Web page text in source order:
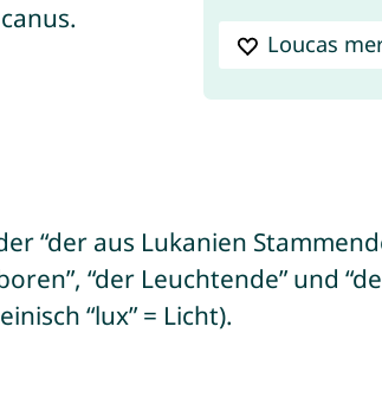
Loucas
“der aus Lukanien
“der Leuchtende” und
“lux” = Licht).